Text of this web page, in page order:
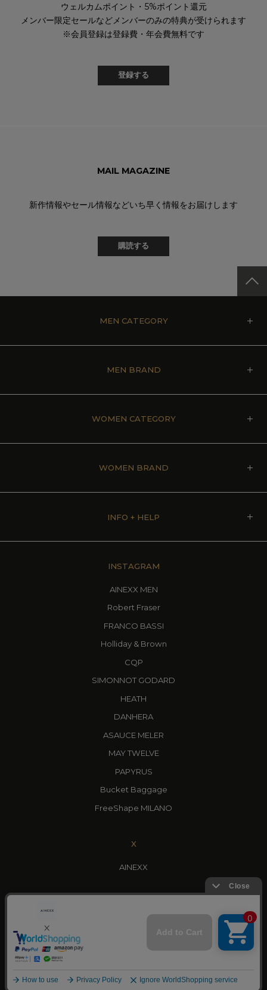
ウェルカムポイント・5%ポイント還元
メンバー限定セールなどメンバーのみの特典が受けられます
※会員登録は登録費・年会費無料です
登録する
MAIL MAGAZINE
新作情報やセール情報などいち早く情報をお届けします
購読する
MEN CATEGORY
MEN BRAND
WOMEN CATEGORY
WOMEN BRAND
INFO + HELP
INSTAGRAM
AINEXX MEN
Robert Fraser
FRANCO BASSI
Holliday & Brown
CQP
SIMONNOT GODARD
HEATH
DANHERA
ASAUCE MELER
MAY TWELVE
PAPYRUS
Bucket Baggage
FreeShape MILANO
X
AINEXX
©AINEXX Inc.